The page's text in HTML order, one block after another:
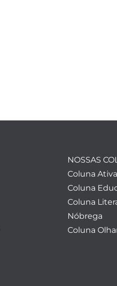
NOSSAS
Coluna
Coluna
Coluna
Nóbrega
Coluna